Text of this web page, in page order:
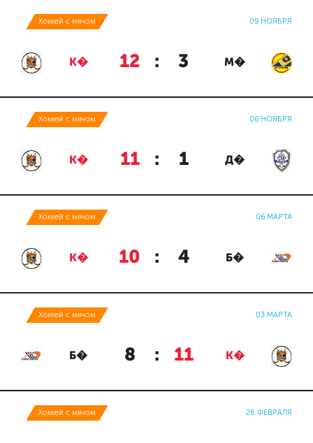
Хоккей с мячом 09 НОЯБРЯ
К� 12 : 3 М�
Хоккей с мячом 06 НОЯБРЯ
К� 11 : 1 Д�
Хоккей с мячом 06 МАРТА
К� 10 : 4 Б�
Хоккей с мячом 03 МАРТА
Б� 8 : 11 К�
Хоккей с мячом 28 ФЕВРАЛЯ